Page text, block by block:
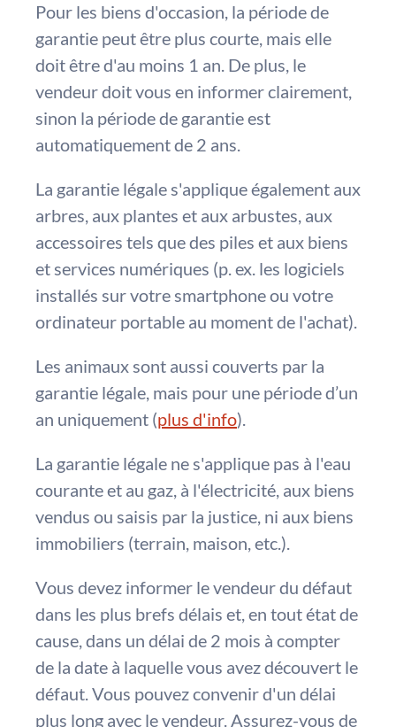
Pour les biens d'occasion, la période de
garantie peut être plus courte, mais elle
doit être d'au moins 1 an. De plus, le
vendeur doit vous en informer clairement,
sinon la période de garantie est
automatiquement de 2 ans.
La garantie légale s'applique également aux
arbres, aux plantes et aux arbustes, aux
accessoires tels que des piles et aux biens
et services numériques (p. ex. les logiciels
installés sur votre smartphone ou votre
ordinateur portable au moment de l'achat).
Les animaux sont aussi couverts par la
garantie légale, mais pour une période d’un
an uniquement (plus d'info).
La garantie légale ne s'applique pas à l'eau
courante et au gaz, à l'électricité, aux biens
vendus ou saisis par la justice, ni aux biens
immobiliers (terrain, maison, etc.).
Vous devez informer le vendeur du défaut
dans les plus brefs délais et, en tout état de
cause, dans un délai de 2 mois à compter
de la date à laquelle vous avez découvert le
défaut. Vous pouvez convenir d'un délai
plus long avec le vendeur. Assurez-vous de